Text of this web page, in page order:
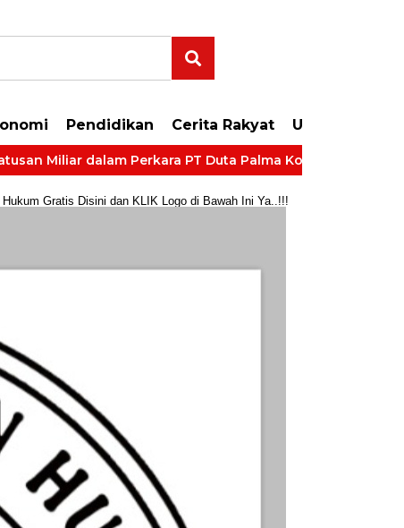
Pendidikan Cerita Rakyat
dalam Perkara PT Duta Palma Korporasi
Gratis Disini dan KLIK Logo di Bawah Ini Ya..!!!